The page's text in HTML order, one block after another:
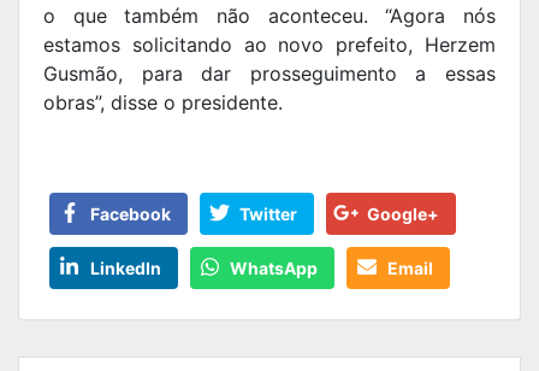
o que também não aconteceu. “Agora nós
estamos solicitando ao novo prefeito, Herzem
Gusmão, para dar prosseguimento a essas
obras”, disse o presidente.
Facebook Twitter Google+
LinkedIn WhatsApp Email